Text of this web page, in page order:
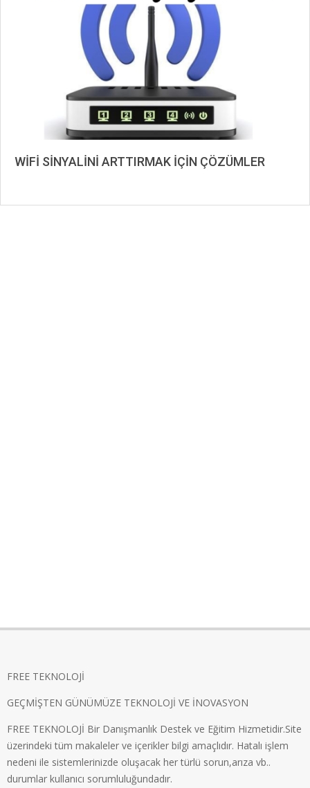
WİFİ SİNYALİNİ ARTTIRMAK İÇİN ÇÖZÜMLER
FREE TEKNOLOJİ
GEÇMİŞTEN GÜNÜMÜZE TEKNOLOJİ VE İNOVASYON
FREE TEKNOLOJİ Bir Danışmanlık Destek ve Eğitim Hizmetidir.Site
üzerindeki tüm makaleler ve içerikler bilgi amaçlıdır. Hatalı işlem
nedeni ile sistemlerinizde oluşacak her türlü sorun,arıza vb..
durumlar kullanıcı sorumluluğundadır.